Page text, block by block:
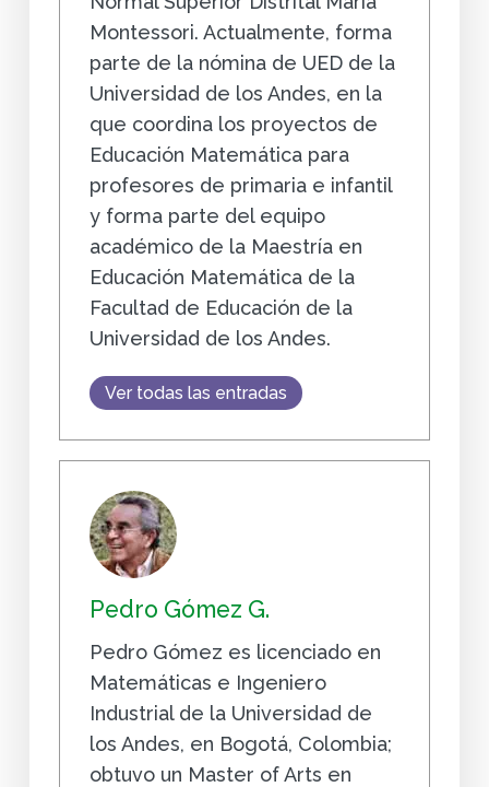
Montessori. Actualmente, forma
parte de la nómina de UED de la
Universidad de los Andes, en la
que coordina los proyectos de
Educación Matemática para
profesores de primaria e infantil
y forma parte del equipo
académico de la Maestría en
Educación Matemática de la
Facultad de Educación de la
Universidad de los Andes.
Ver todas las entradas
Pedro Gómez G.
Pedro Gómez es licenciado en
Matemáticas e Ingeniero
Industrial de la Universidad de
los Andes, en Bogotá, Colombia;
obtuvo un Master of Arts en